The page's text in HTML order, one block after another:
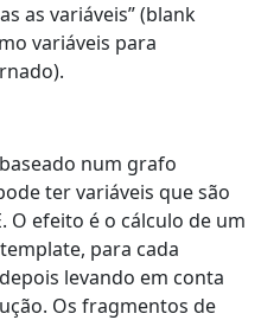
as variáveis” (blank
variáveis para
baseado num grafo
ter variáveis que são
O efeito é o cálculo de um
para cada
levando em conta
Os fragmentos de